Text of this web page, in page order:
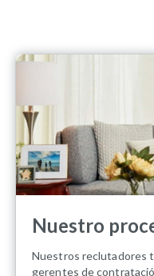
Nuestro
Nuestros reclutadores
gerentes de